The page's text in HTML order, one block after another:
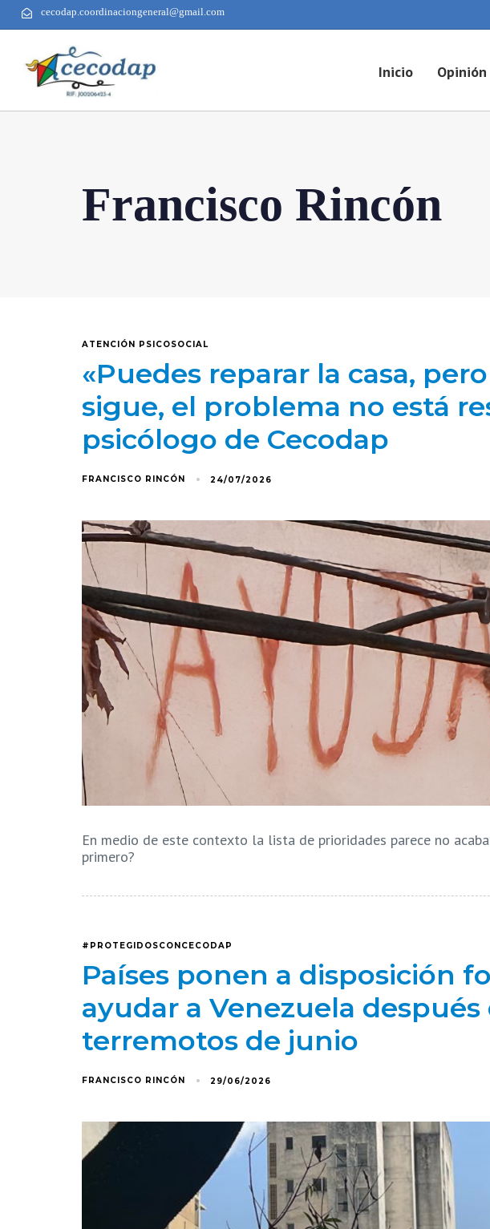
cecodap.coordinaciongeneral@gmail.com
Inicio Opinión
Francisco Rincón
ATENCIÓN PSICOSOCIAL
«Puedes reparar la casa,
sigue, el problema no está
psicólogo de Cecodap
FRANCISCO RINCÓN 24/07/2026
En medio de este contexto la lista de prioridades parece no
primero?
#PROTEGIDOSCONCECODAP
Países ponen a disposición
ayudar a Venezuela después
terremotos de junio
FRANCISCO RINCÓN 29/06/2026